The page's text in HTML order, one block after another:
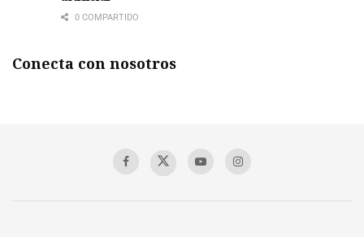
0 COMPARTIDO
Conecta con nosotros